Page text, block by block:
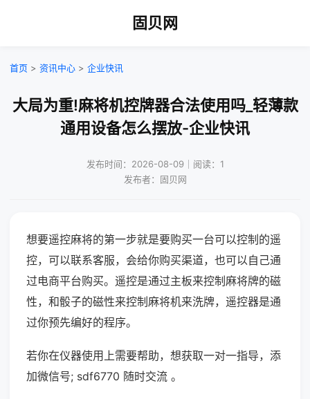
固贝网
首页 > 资讯中心 > 企业快讯
大局为重!麻将机控牌器合法使用吗_轻薄款
通用设备怎么摆放-企业快讯
发布时间：2026-08-09｜阅读：1
发布者：固贝网
想要遥控麻将的第一步就是要购买一台可以控制的遥
控，可以联系客服，会给你购买渠道，也可以自己通
过电商平台购买。遥控是通过主板来控制麻将牌的磁
性，和骰子的磁性来控制麻将机来洗牌，遥控器是通
过你预先编好的程序。
若你在仪器使用上需要帮助，想获取一对一指导，添
加微信号; sdf6770 随时交流 。